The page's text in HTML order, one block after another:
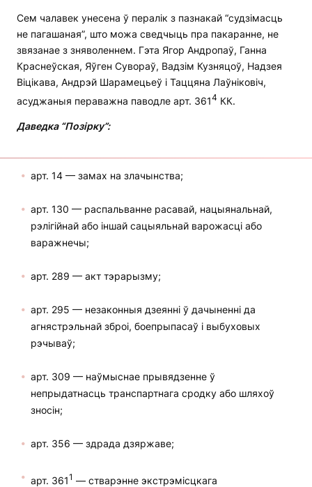
Сем чалавек унесена ў пералік з пазнакай “судзімасць
не пагашаная”, што можа сведчыць пра пакаранне, не
звязанае з зняволеннем. Гэта Ягор Андропаў, Ганна
Краснеўская, Яўген Сувораў, Вадзім Кузняцоў, Надзея
Віцікава, Андрэй Шарамецьеў і Таццяна Лаўніковіч,
асуджаныя пераважна паводле арт. 3614 КК.
Даведка “Позірку”:
арт. 14 — замах на злачынства;
арт. 130 — распальванне расавай, нацыянальнай,
рэлігійнай або іншай сацыяльнай варожасці або
варажнечы;
арт. 289 — акт тэрарызму;
арт. 295 — незаконныя дзеянні ў дачыненні да
агнястрэльнай зброі, боепрыпасаў і выбуховых
рэчываў;
арт. 309 — наўмыснае прывядзенне ў
непрыдатнасць транспартнага сродку або шляхоў
зносін;
арт. 356 — здрада дзяржаве;
арт. 3611 — стварэнне экстрэмісцкага